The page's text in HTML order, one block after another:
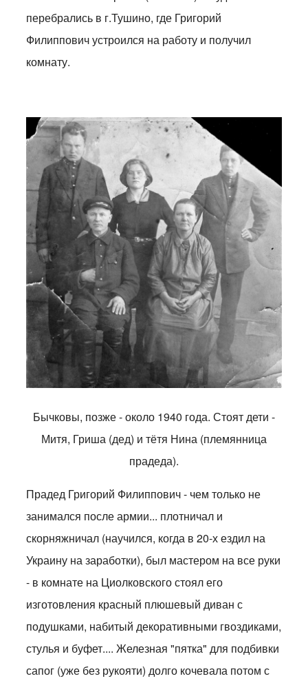
перебрались в г.Тушино, где Григорий
Филиппович устроился на работу и получил
комнату.
Бычковы, позже - около 1940 года. Стоят дети -
Митя, Гриша (дед) и тётя Нина (племянница
прадеда).
Прадед Григорий Филиппович - чем только не
занимался после армии... плотничал и
скорняжничал (научился, когда в 20-х ездил на
Украину на заработки), был мастером на все руки
- в комнате на Циолковского стоял его
изготовления красный плюшевый диван с
подушками, набитый декоративными гвоздиками,
стулья и буфет.... Железная "пятка" для подбивки
сапог (уже без рукояти) долго кочевала потом с